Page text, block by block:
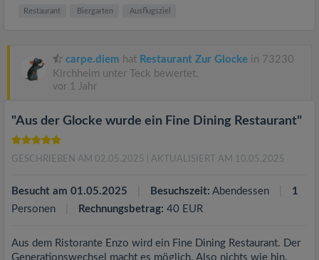
Restaurant Biergarten Ausflugsziel
carpe.diem hat Restaurant Zur Glocke in 73230
Kirchheim unter Teck bewertet.
vor 1 Jahr
"Aus der Glocke wurde ein Fine Dining Restaurant"
GESCHRIEBEN AM 02.05.2025 | AKTUALISIERT AM 10.05.2025
Besucht am 01.05.2025 Besuchszeit: Abendessen
1
Personen
Rechnungsbetrag: 40 EUR
Aus dem Ristorante Enzo wird ein Fine Dining Restaurant. Der
Generationswechsel macht es möglich. Also nichts wie hin.